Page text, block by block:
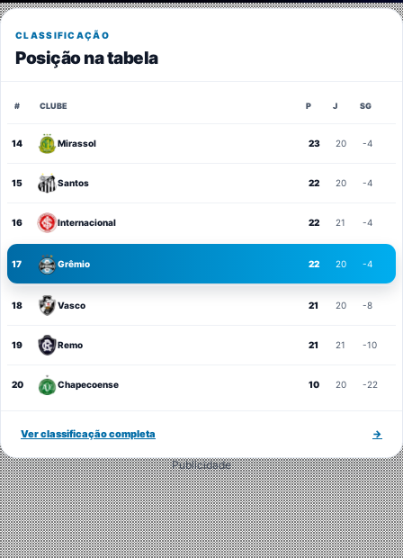
CLASSIFICAÇÃO
Posição na tabela
# CLUBE P J SG
14 Mirassol 23 20 -4
15 Santos 22 20 -4
16 Internacional 22 21 -4
17 Grêmio 22 20 -4
18 Vasco 21 20 -8
19 Remo 21 21 -10
20 Chapecoense 10 20 -22
Ver classificação completa →
Publicidade